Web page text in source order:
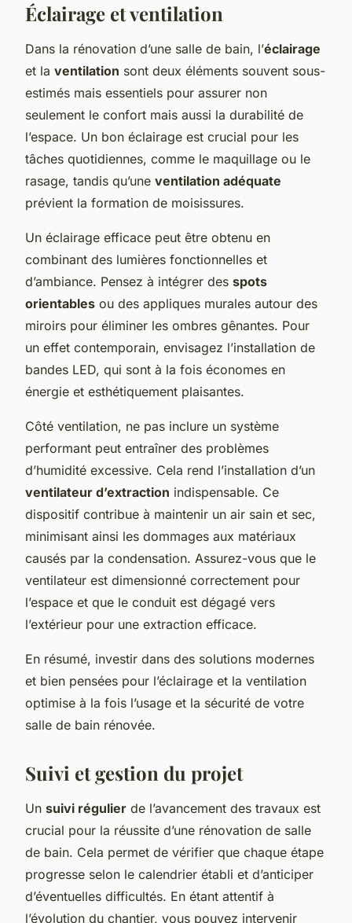
Éclairage et ventilation
Dans la rénovation d’une salle de bain, l’éclairage
et la ventilation sont deux éléments souvent sous-
estimés mais essentiels pour assurer non
seulement le confort mais aussi la durabilité de
l’espace. Un bon éclairage est crucial pour les
tâches quotidiennes, comme le maquillage ou le
rasage, tandis qu’une ventilation adéquate
prévient la formation de moisissures.
Un éclairage efficace peut être obtenu en
combinant des lumières fonctionnelles et
d’ambiance. Pensez à intégrer des spots
orientables ou des appliques murales autour des
miroirs pour éliminer les ombres gênantes. Pour
un effet contemporain, envisagez l’installation de
bandes LED, qui sont à la fois économes en
énergie et esthétiquement plaisantes.
Côté ventilation, ne pas inclure un système
performant peut entraîner des problèmes
d’humidité excessive. Cela rend l’installation d’un
ventilateur d’extraction indispensable. Ce
dispositif contribue à maintenir un air sain et sec,
minimisant ainsi les dommages aux matériaux
causés par la condensation. Assurez-vous que le
ventilateur est dimensionné correctement pour
l’espace et que le conduit est dégagé vers
l’extérieur pour une extraction efficace.
En résumé, investir dans des solutions modernes
et bien pensées pour l’éclairage et la ventilation
optimise à la fois l’usage et la sécurité de votre
salle de bain rénovée.
Suivi et gestion du projet
Un suivi régulier de l’avancement des travaux est
crucial pour la réussite d’une rénovation de salle
de bain. Cela permet de vérifier que chaque étape
progresse selon le calendrier établi et d’anticiper
d’éventuelles difficultés. En étant attentif à
l’évolution du chantier, vous pouvez intervenir